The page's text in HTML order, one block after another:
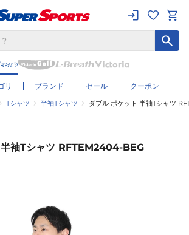
リ ブランド セール クーポン
Tシャツ 半袖Tシャツ ダブル ポケット 半袖Tシャツ
袖Tシャツ RFTEM2404-BEG